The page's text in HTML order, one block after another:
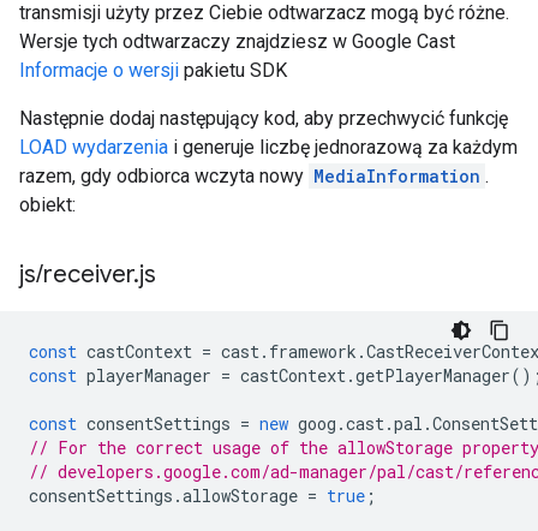
transmisji użyty przez Ciebie odtwarzacz mogą być różne.
Wersje tych odtwarzaczy znajdziesz w Google Cast
Informacje o wersji pakietu SDK
Następnie dodaj następujący kod, aby przechwycić funkcję
LOAD wydarzenia i generuje liczbę jednorazową za każdym
razem, gdy odbiorca wczyta nowy MediaInformation .
obiekt:
js/receiver.js
const castContext = cast. framework .
const playerManager = castContext.getPlayerManager
const consentSettings = new goog .cast.pal .
// For the correct usage of the allowStorage
// developers.google.com/ad-manager/pal/cast/
consentSettings .allowStorage = true ;